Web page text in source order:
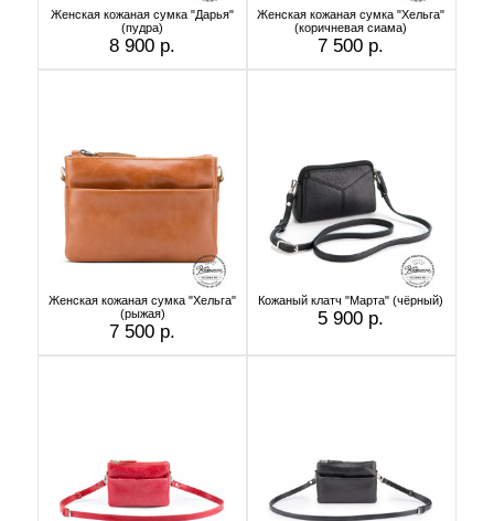
Женская кожаная сумка "Дарья"
(пудра)
8 900 р.
Женская кожаная сумка "Хельга"
(коричневая сиама)
7 500 р.
Женская кожаная сумка "Хельга"
(рыжая)
7 500 р.
Кожаный клатч "Марта" (чёрный)
5 900 р.